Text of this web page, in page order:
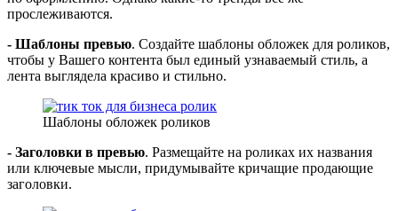
прослеживаются.
- Шаблоны превью. Создайте шаблоны обложек для роликов,
чтобы у Вашего контента был единый узнаваемый стиль, а
лента выглядела красиво и стильно.
Шаблоны обложек роликов
- Заголовки в превью. Размещайте на роликах их названия
или ключевые мысли, придумывайте кричащие продающие
заголовки.